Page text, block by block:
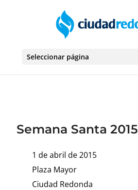
Seleccionar página
Semana Santa 2015
1 de abril de 2015
Plaza Mayor
Ciudad Redonda